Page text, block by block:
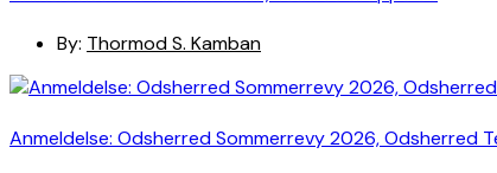
By: Thormod S. Kamban
Anmeldelse: Odsherred Sommerrevy 2026, Odsherred